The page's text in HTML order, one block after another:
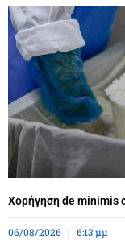
Χορήγηση de minimis
06/08/2026 6:13 μμ